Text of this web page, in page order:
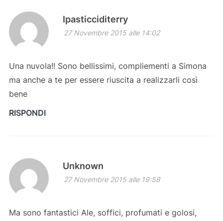
Ipasticciditerry
27 Novembre 2015 alle 14:02
Una nuvola!! Sono bellissimi, compliementi a Simona
ma anche a te per essere riuscita a realizzarli così
bene
RISPONDI
Unknown
27 Novembre 2015 alle 19:58
Ma sono fantastici Ale, soffici, profumati e golosi,